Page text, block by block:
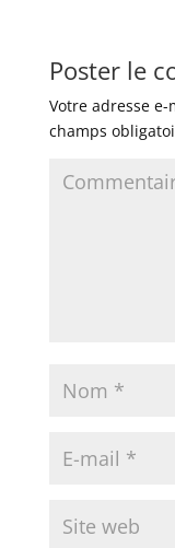
Poster le
Votre adresse
champs